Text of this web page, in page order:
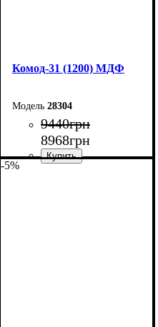
Комод-31 (1200) МДФ
28304
9440грн
8968грн
-5%